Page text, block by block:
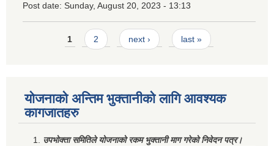
Post date: Sunday, August 20, 2023 - 13:13
Pages1 2 next › last »
योजनाको अन्तिम भुक्तानीको लागि आवश्यक
कागजातहरु
उपभोक्ता समितिले योजनाको रकम भुक्तानी माग गरेको निवेदन पत्र।